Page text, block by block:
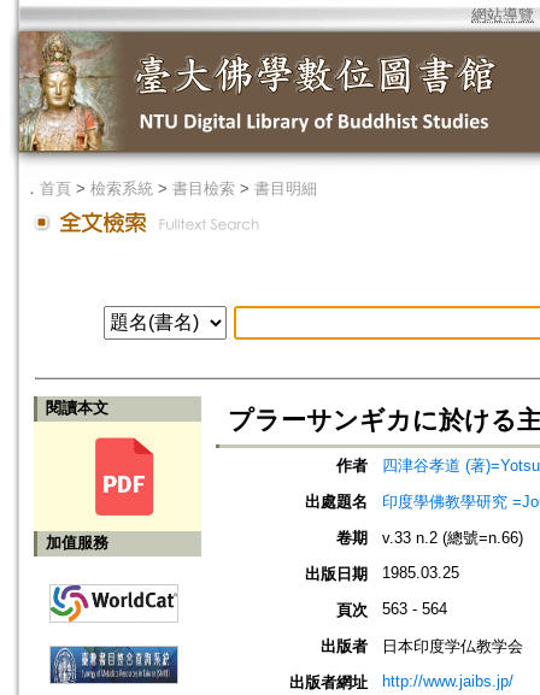
網站導覽
． 首頁 > 檢索系統 > 書目檢索 > 書目明細
閱讀本文
加值服務
プラーサンギカに於ける
作者
四津谷孝道 (著
出處題名
印度學佛教學研究
卷期
v.33 n.2 (總號=n.66)
出版日期
1985.03.25
頁次 563 - 564
出版者
日本印度学仏教学会
出版者網址
http://www.jaibs.jp/